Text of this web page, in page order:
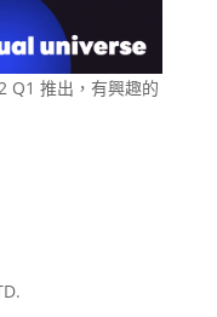
Q1 推出，有興趣的